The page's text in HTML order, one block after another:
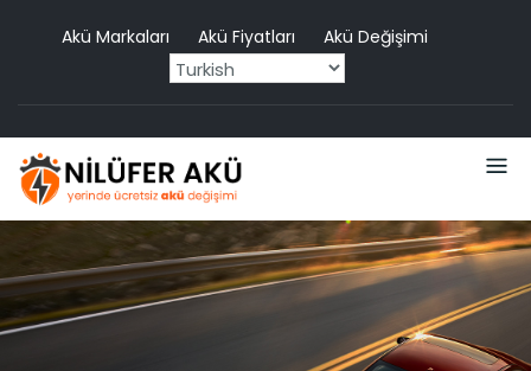
Akü Markaları Akü Fiyatları Akü Değişimi